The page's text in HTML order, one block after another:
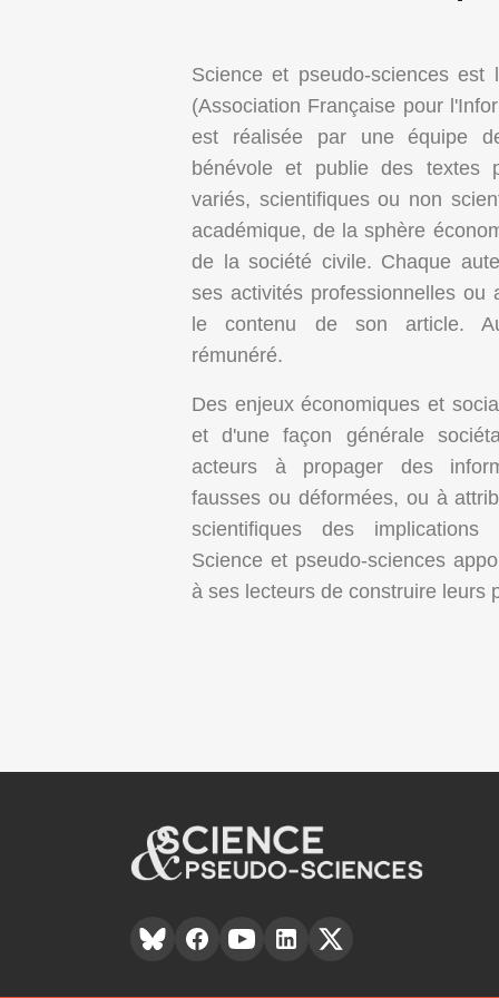
Science et pseudo-sciences
(Association Française pour
est réalisée par une équipe
bénévole et publie des textes
variés, scientifiques ou non
académique, de la sphère
de la société civile. Chaque
ses activités professionnelles ou
le contenu de son article.
rémunéré.
Des enjeux économiques et
et d'une façon générale
acteurs à propager des
fausses ou déformées, ou à
scientifiques des
Science et pseudo-sciences
à ses lecteurs de construire leurs